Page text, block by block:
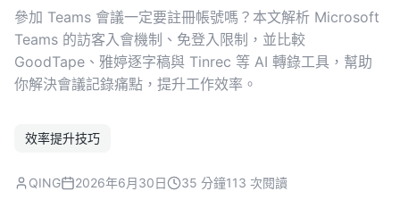
參加 Teams 會議一定要註冊帳號嗎？本文解析 Microsoft
Teams 的訪客入會機制、免登入限制，並比較
GoodTape、雅婷逐字稿與 Tinrec 等 AI 轉錄工具，幫助
你解決會議記錄痛點，提升工作效率。
效率提升技巧
QING 2026年6月30日 35 分鐘113 次閱讀